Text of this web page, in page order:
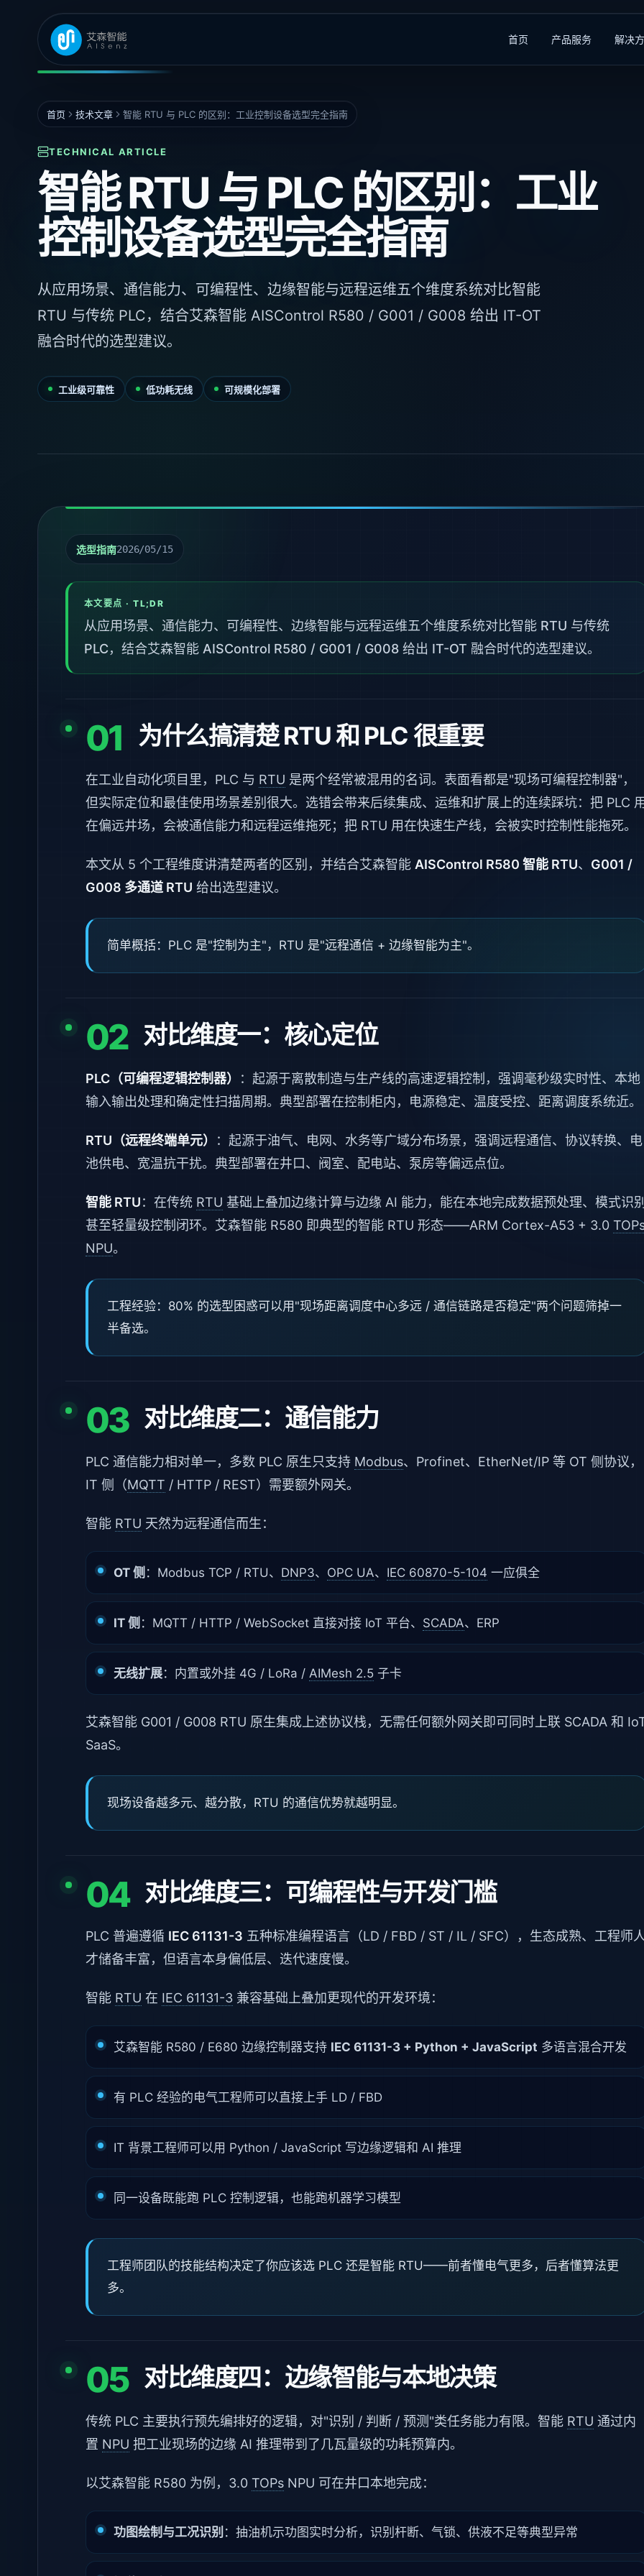
首页 产品服务 解决
首页 技术文章 智能 RTU 与 PLC 的区别：工业控制设备选型完全指南
TECHNICAL ARTICLE
智能 RTU 与 PLC 的区别：工业
控制设备选型完全指南
从应用场景、通信能力、可编程性、边缘智能与远程运维五个维度系统对比智能
RTU 与传统 PLC，结合艾森智能 AISControl R580 / G001 / G008 给出 IT-OT
融合时代的选型建议。
工业级可靠性 低功耗无线 可规模化部署
选型指南2026/05/15
本文要点 · TL;DR
从应用场景、通信能力、可编程性、边缘智能与远程运维五个维度系统对比智能 RTU 与传统
PLC，结合艾森智能 AISControl R580 / G001 / G008 给出 IT-OT 融合时代的选型建议。
01 为什么搞清楚 RTU 和 PLC 很重要
在工业自动化项目里，PLC 与 RTU 是两个经常被混用的名词。表面看都是"现场可编程控制器"，
但实际定位和最佳使用场景差别很大。选错会带来后续集成、运维和扩展上的连续踩坑：把 PLC
在偏远井场，会被通信能力和远程运维拖死；把 RTU 用在快速生产线，会被实时控制性能拖死。
本文从 5 个工程维度讲清楚两者的区别，并结合艾森智能 AISControl R580 智能 RTU、 G001 /
G008 多通道 RTU 给出选型建议。
简单概括：PLC 是"控制为主"，RTU 是"远程通信 + 边缘智能为主"。
02 对比维度一：核心定位
PLC（可编程逻辑控制器）
：起源于离散制造与生产线的高速逻辑控制，强调毫秒级实时性、本地
输入输出处理和确定性扫描周期。典型部署在控制柜内，电源稳定、温度受控、距离调度系统近。
RTU（远程终端单元）
：起源于油气、电网、水务等广域分布场景，强调远程通信、协议转换、电
池供电、宽温抗干扰。典型部署在井口、阀室、配电站、泵房等偏远点位。
智能 RTU：在传统 RTU 基础上叠加边缘计算与边缘 AI 能力，能在本地完成数据预处理、模式识
甚至轻量级控制闭环。艾森智能 R580 即典型的智能 RTU 形态——ARM Cortex-A53 + 3.0
NPU。
工程经验：80% 的选型困惑可以用"现场距离调度中心多远 / 通信链路是否稳定"两个问题筛掉一
半备选。
03 对比维度二：通信能力
PLC 通信能力相对单一，多数 PLC 原生只支持 Modbus、Profinet、EtherNet/IP 等 OT 侧协议，
IT 侧（MQTT / HTTP / REST）需要额外网关。
智能 RTU 天然为远程通信而生：
OT 侧 ：Modbus TCP / RTU、 DNP3、 OPC UA、 IEC 60870-5-104 一应俱全
IT 侧 ：MQTT / HTTP / WebSocket 直接对接 IoT 平台、 SCADA、ERP
无线扩展：内置或外挂 4G / LoRa / AIMesh 2.5 子卡
艾森智能 G001 / G008 RTU 原生集成上述协议栈，无需任何额外网关即可同时上联 SCADA 和
SaaS。
现场设备越多元、越分散，RTU 的通信优势就越明显。
04 对比维度三：可编程性与开发门槛
PLC 普遍遵循 IEC 61131-3 五种标准编程语言（LD / FBD / ST / IL / SFC），生态成熟、工程师
才储备丰富，但语言本身偏低层、迭代速度慢。
智能 RTU 在 IEC 61131-3 兼容基础上叠加更现代的开发环境：
艾森智能 R580 / E680 边缘控制器支持 IEC 61131-3 + Python + JavaScript 多语言混合开发
有 PLC 经验的电气工程师可以直接上手 LD / FBD
IT 背景工程师可以用 Python / JavaScript 写边缘逻辑和 AI 推理
同一设备既能跑 PLC 控制逻辑，也能跑机器学习模型
工程师团队的技能结构决定了你应该选 PLC 还是智能 RTU——前者懂电气更多，后者懂算法更
多。
05 对比维度四：边缘智能与本地决策
传统 PLC 主要执行预先编排好的逻辑，对"识别 / 判断 / 预测"类任务能力有限。智能 RTU 通过内
置 NPU 把工业现场的边缘 AI 推理带到了几瓦量级的功耗预算内。
以艾森智能 R580 为例，3.0 TOPs NPU 可在井口本地完成：
功图绘制与工况识别 ：抽油机示功图实时分析，识别杆断、气锁、供液不足等典型异常